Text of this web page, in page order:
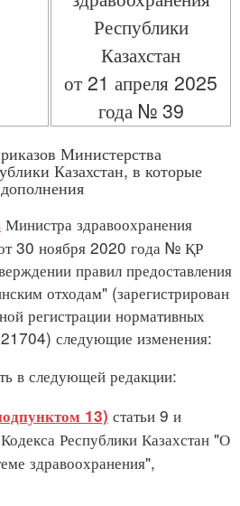
Республики
Казахстан
от 21 апреля 2025
года № 39
Министерства
Казахстан, в которые
Министра здравоохранения
30 ноября 2020 года № ҚР
правил предоставления
отходам" (зарегистрирован
регистрации нормативных
следующие изменения:
в следующей редакции:
13) статьи 9 и
Республики Казахстан "О
здравоохранения",